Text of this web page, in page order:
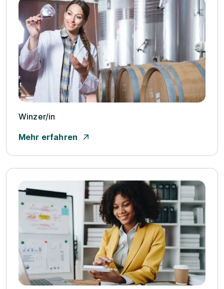
Winzer/­in
Mehr erfahren